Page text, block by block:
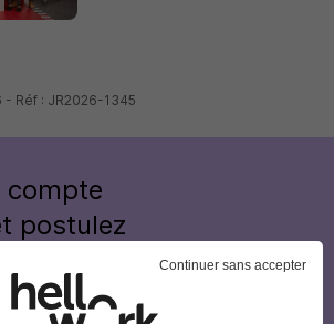
Réf : JR2026-1345
compte
postulez
recruteur !Continuer sans accepter